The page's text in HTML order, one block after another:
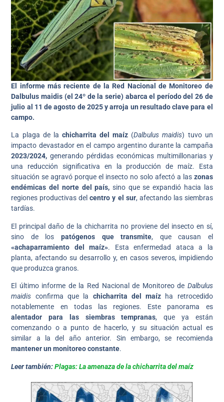
El informe más reciente de la Red Nacional de Monitoreo de
Dalbulus maidis (el 24º de la serie) abarca el período del 26 de
julio al 11 de agosto de 2025 y arroja un resultado clave para el
campo.
La plaga de la chicharrita del maíz (Dalbulus maidis) tuvo un
impacto devastador en el campo argentino durante la campaña
2023/2024, generando pérdidas económicas multimillonarias y
una reducción significativa en la producción de maíz. Esta
situación se agravó porque el insecto no solo afectó a laszonas
endémicas del norte del país, sino que se expandió hacia las
regiones productivas delcentro y el sur, afectando las siembras
tardías.
El principal daño de la chicharrita no proviene del insecto en sí,
sino de los patógenos que transmite, que causan el
«achaparramiento del maíz». Esta enfermedad ataca a la
planta, afectando su desarrollo y, en casos severos, impidiendo
que produzca granos.
El último informe de la Red Nacional de Monitoreo de Dalbulus
maidis confirma que la chicharrita del maíz ha retrocedido
notablemente en todas las regiones. Este panorama es
alentador para las siembras tempranas, que ya están
comenzando o a punto de hacerlo, y su situación actual es
similar a la del año anterior. Sin embargo, se recomienda
mantener un monitoreo constante.
Leer también:Plagas: La amenaza de la chicharrita del maíz